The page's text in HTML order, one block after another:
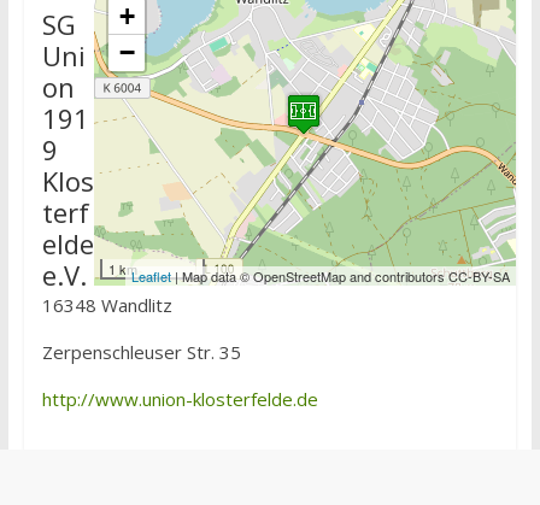
+
−
1 kmLeaflet| Map data © OpenStreetMap and contributors CC-BY-SA
SG
Uni
on
191
9
Klos
terf
elde
e.V.
16348 Wandlitz
Zerpenschleuser Str. 35
http://www.union-klosterfelde.de